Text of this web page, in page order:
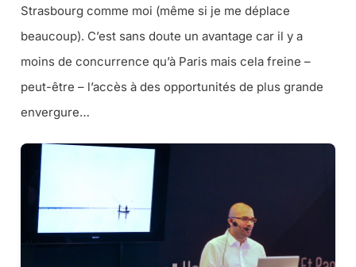
Strasbourg comme moi (même si je me déplace
beaucoup). C’est sans doute un avantage car il y a
moins de concurrence qu’à Paris mais cela freine –
peut-être – l’accès à des opportunités de plus grande
envergure…